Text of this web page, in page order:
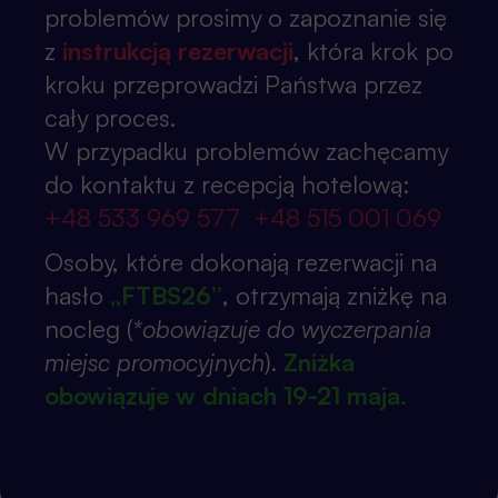
W celu zapewnienia wysokiego poziomu
merytorycznego zakres tematyczny FTBS
współtworzony był przez Radę
Programową, w skład której wchodzą
praktycy z wieloletnim doświadczeniem, w
tym przede wszystkim Prezesi, Członkowie
Zarządów i Menedżerowie Banków
Spółdzielczych oraz Banków
Zrzeszających odpowiedzialni za rozwój
technologii i rozwiązań IT, jak również
reprezentanci firm technologicznych.
problemów prosimy o zapoznanie się
z instrukcją rezerwacji, która krok po
kroku przeprowadzi Państwa przez
cały proces.
W przypadku problemów zachęcamy
do kontaktu z recepcją hotelową:
+48 533 969 577 +48 515 001 069
Osoby, które dokonają rezerwacji na
hasło „FTBS26”, otrzymają zniżkę na
nocleg (*obowiązuje do wyczerpania
miejsc promocyjnych). Zniżka
obowiązuje w dniach 19-21 maja.